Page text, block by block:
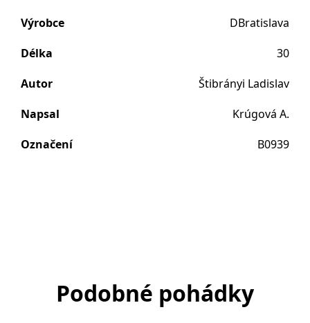
Výrobce
DBratislava
Délka
30
Autor
Štibrányi Ladislav
Napsal
Krúgová A.
Označení
B0939
Podobné pohádky